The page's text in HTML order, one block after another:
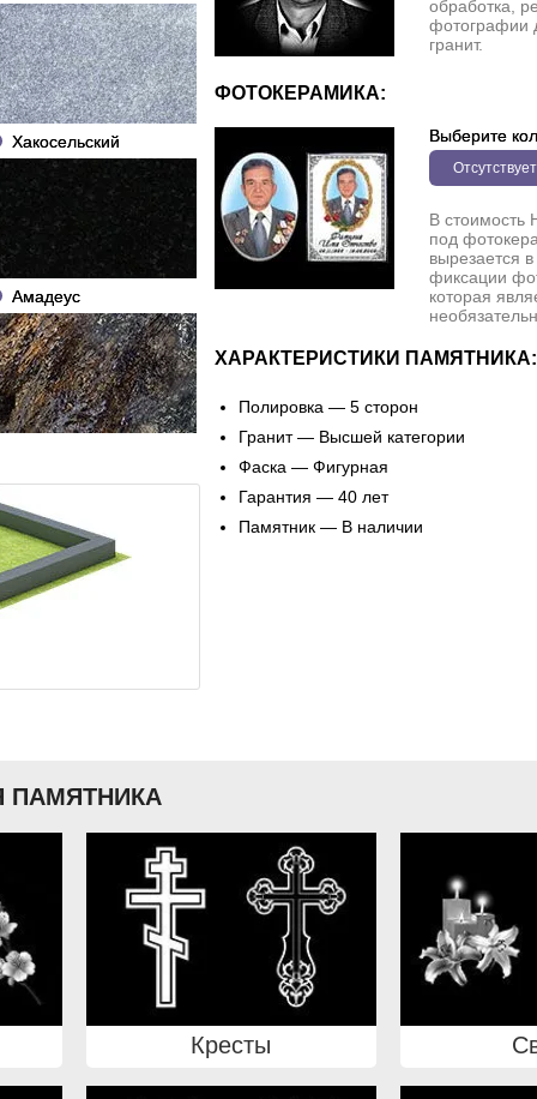
Хакосельский
Амадеус
обработка,
фотографии
гранит.
ФОТОКЕРАМИКА:
Выберите
Отсутствует
В стоимость
под
вырезается
фиксации
которая
ХАРАКТЕРИСТИКИ ПАМЯТНИКА:
Полировка — 5 сторон
Гранит — Высшей категории
Фаска — Фигурная
Гарантия — 40 лет
Памятник — В наличии
ПАМЯТНИКА
Кресты